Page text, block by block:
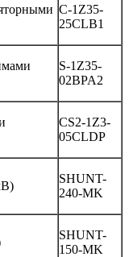
C-1Z35-
25CLB1
S-1Z35-
02BPA2
CS2-1Z3-
05CLDP
SHUNT-
240-MK
SHUNT-
150-MK